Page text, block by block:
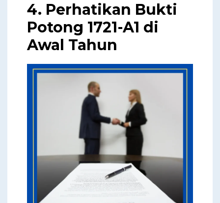
4. Perhatikan Bukti
Potong 1721-A1 di
Awal Tahun